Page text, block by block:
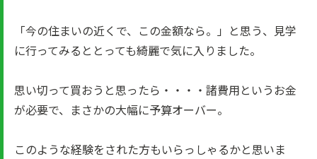
「今の住まいの近くで、この金額なら。」と思う、見学
に行ってみるととっても綺麗で気に入りました。
思い切って買おうと思ったら・・・・諸費用というお金
が必要で、まさかの大幅に予算オーバー。
このような経験をされた方もいらっしゃるかと思いま